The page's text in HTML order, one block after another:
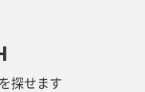
探せます